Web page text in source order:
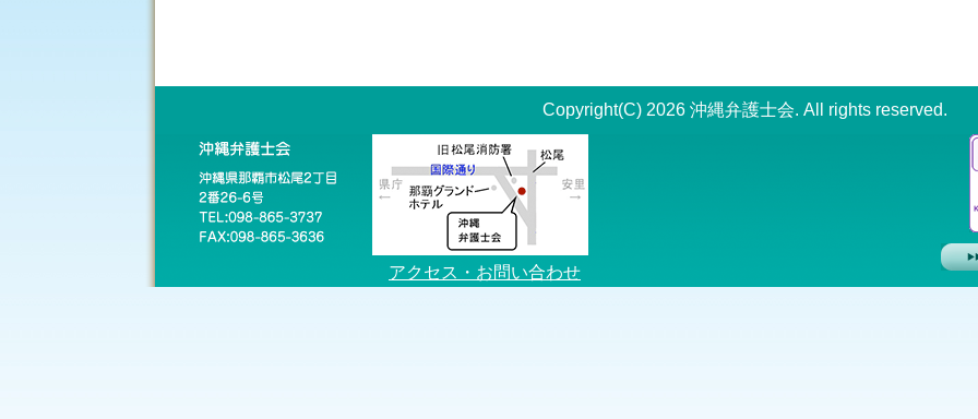
Copyright(C) 2026 沖縄弁護士会. All rights reserved.
アクセス・お問い合わせ